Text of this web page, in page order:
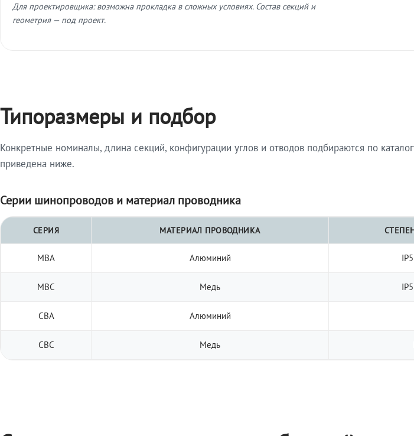
Для проектировщика: возможна прокладка в сложных условиях. Состав секций и
геометрия — под проект.
Типоразмеры и подбор
Конкретные номиналы, длина секций, конфигурации углов и отводов подбираются по
приведена ниже.
Серии шинопроводов и материал проводника
СЕРИЯ МАТЕРИАЛ ПРОВОДНИКА
МВА Алюминий
МВС Медь
СВА Алюминий
СВС Медь